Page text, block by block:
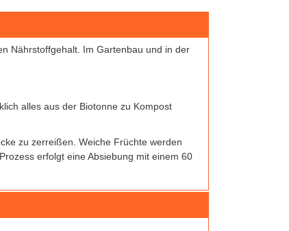
Nährstoffgehalt. Im Gartenbau und in der
alles aus der Biotonne zu Kompost
zu zerreißen. Weiche Früchte werden
erfolgt eine Absiebung mit einem 60